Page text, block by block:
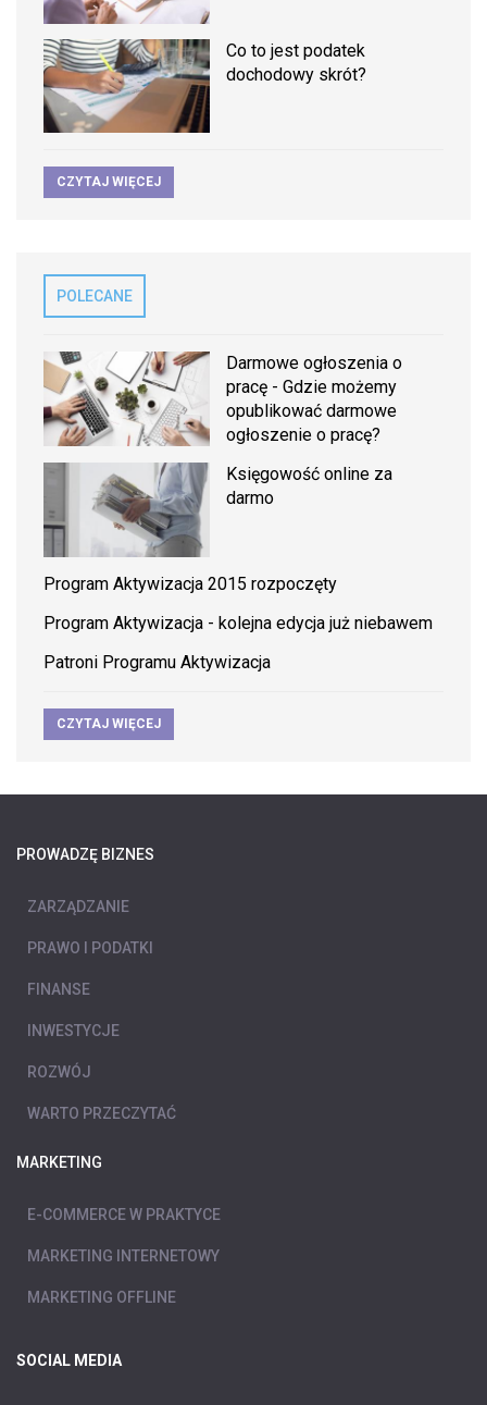
Co to jest podatek
dochodowy skrót?
CZYTAJ WIĘCEJ
POLECANE
Darmowe ogłoszenia o
pracę - Gdzie możemy
opublikować darmowe
ogłoszenie o pracę?
Księgowość online za
darmo
Program Aktywizacja 2015 rozpoczęty
Program Aktywizacja - kolejna edycja już niebawem
Patroni Programu Aktywizacja
CZYTAJ WIĘCEJ
PROWADZĘ BIZNES
ZARZĄDZANIE
PRAWO I PODATKI
FINANSE
INWESTYCJE
ROZWÓJ
WARTO PRZECZYTAĆ
MARKETING
E-COMMERCE W PRAKTYCE
MARKETING INTERNETOWY
MARKETING OFFLINE
SOCIAL MEDIA